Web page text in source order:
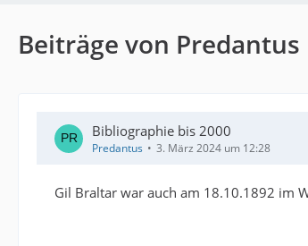
Beiträge von Predantus
Bibliographie bis 2000
Predantus 3. März 2024 um 12:28
Gil Braltar war auch am 18.10.1892 im